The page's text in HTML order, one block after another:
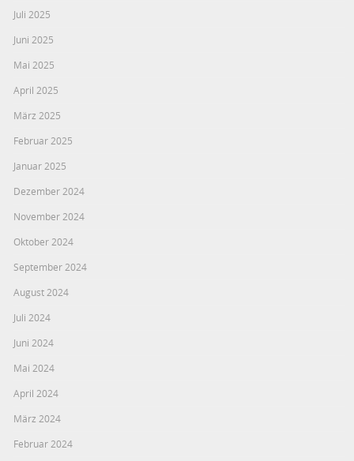
Juli 2025
Juni 2025
Mai 2025
April 2025
März 2025
Februar 2025
Januar 2025
Dezember 2024
November 2024
Oktober 2024
September 2024
August 2024
Juli 2024
Juni 2024
Mai 2024
April 2024
März 2024
Februar 2024